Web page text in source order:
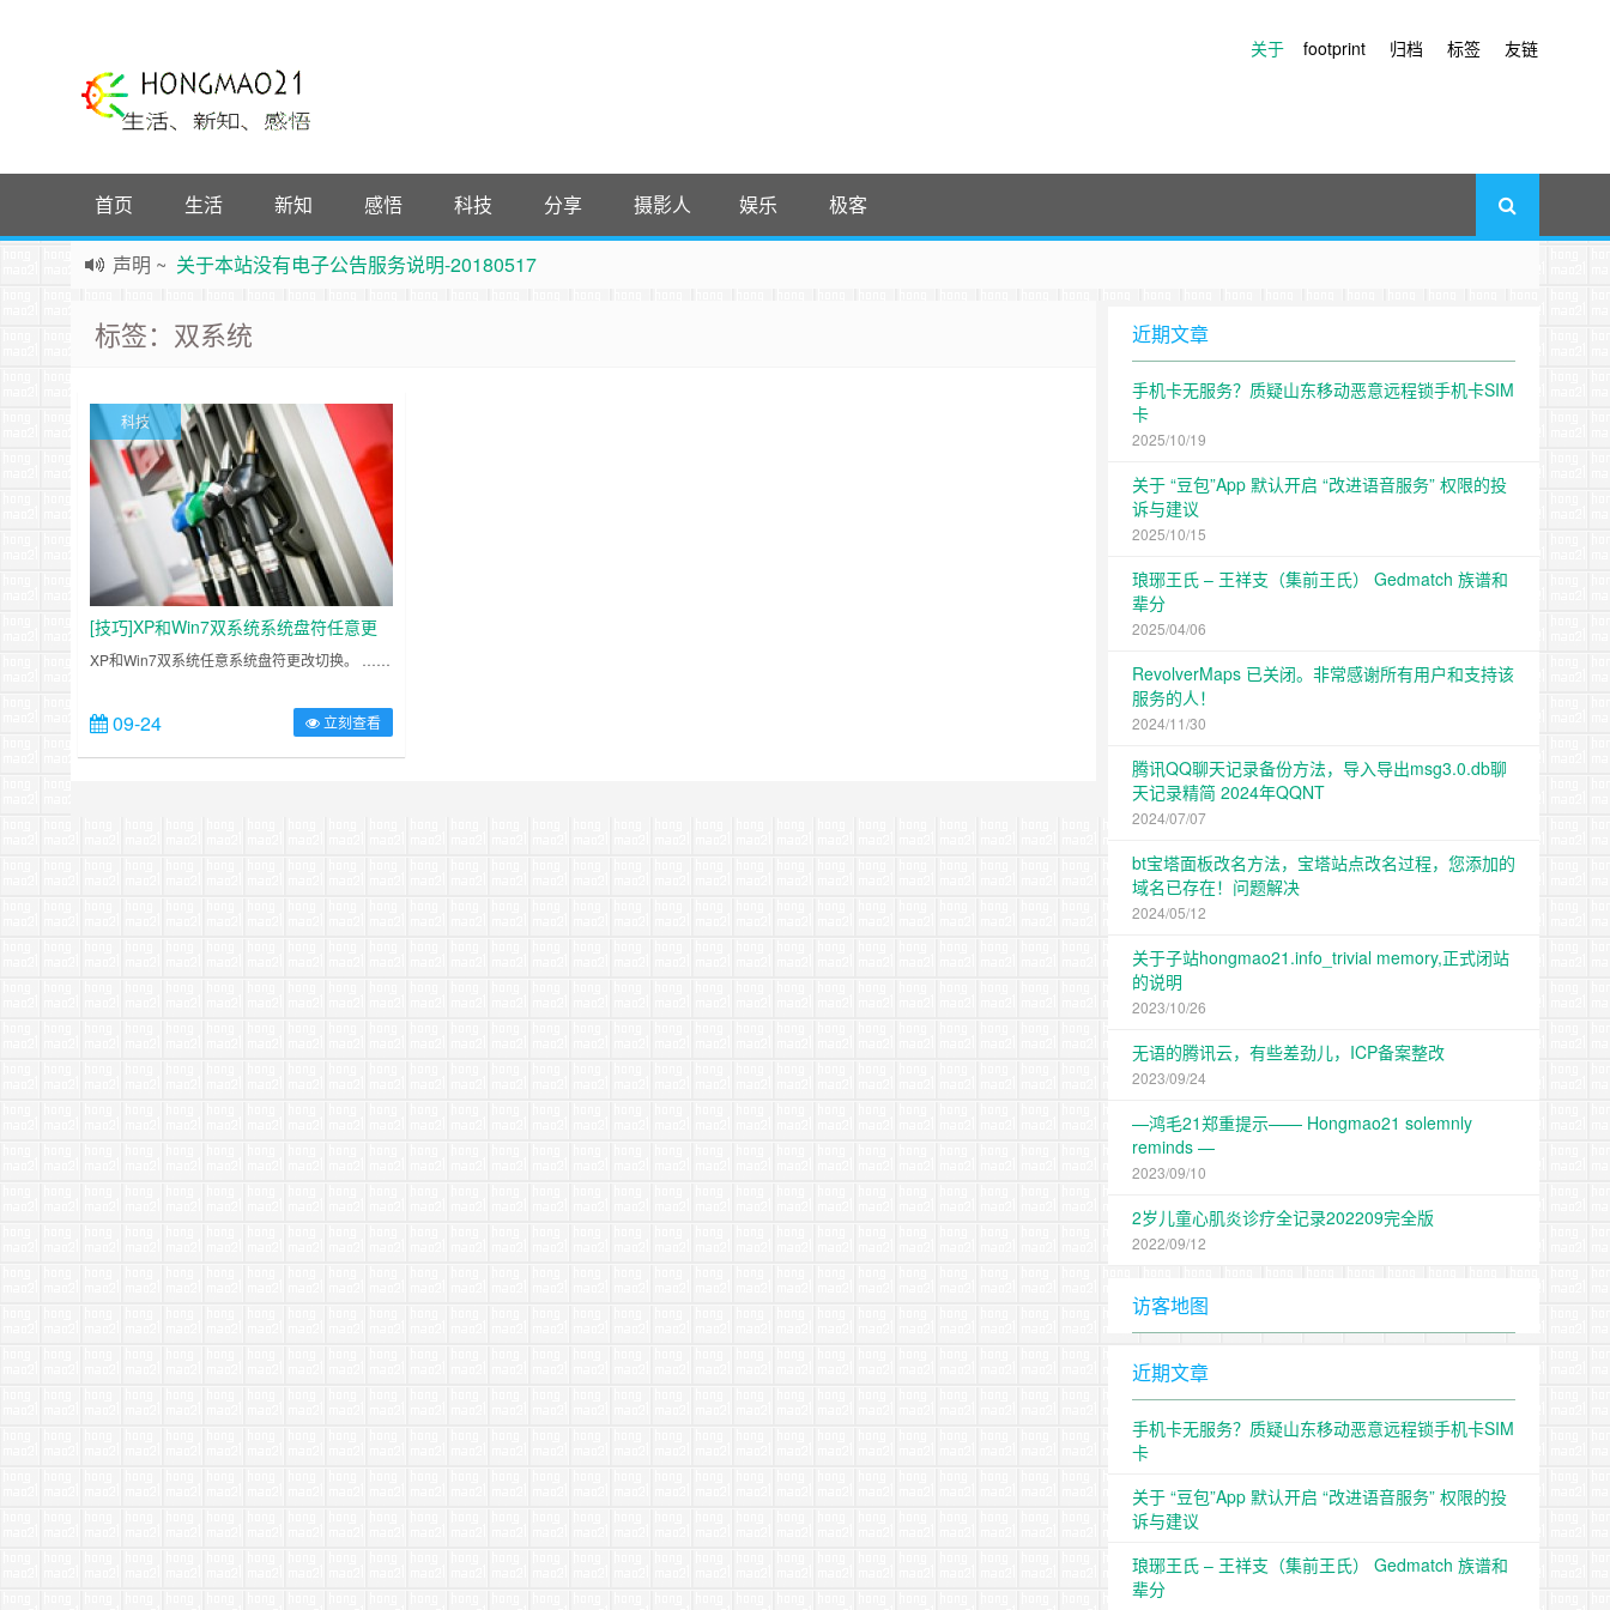
关于 footprint 归档 标签 友链
首页 生活 新知 感悟 科技 分享 摄影人 娱乐 极客
声明 ~ 关于本站没有电子公告服务说明-20180517
如果您觉得本站非常有看点，那么赶紧使用Ctrl+D 收藏吧
鸿毛21-生活、新知、感悟 hongmao21.com
新的启程~时钟 鸿毛站引导页
标签：双系统
科技
[技巧]XP和Win7双系统系统盘符任意更
改切换
XP和Win7双系统任意系统盘符更改切换。 ……
09-24 立刻查看
近期文章
手机卡无服务？质疑山东移动恶意远程锁手机卡SIM
卡
2025/10/19
关于 “豆包”App 默认开启 “改进语音服务” 权限的投
诉与建议
2025/10/15
琅琊王氏 – 王祥支（集前王氏） Gedmatch 族谱和
辈分
2025/04/06
RevolverMaps 已关闭。非常感谢所有用户和支持该
服务的人！
2024/11/30
腾讯QQ聊天记录备份方法，导入导出msg3.0.db聊
天记录精简 2024年QQNT
2024/07/07
bt宝塔面板改名方法，宝塔站点改名过程，您添加的
域名已存在！问题解决
2024/05/12
关于子站hongmao21.info_trivial memory,正式闭站
的说明
2023/10/26
无语的腾讯云，有些差劲儿，ICP备案整改
2023/09/24
—鸿毛21郑重提示—— Hongmao21 solemnly
reminds —
2023/09/10
2岁儿童心肌炎诊疗全记录202209完全版
2022/09/12
访客地图
近期文章
手机卡无服务？质疑山东移动恶意远程锁手机卡SIM
卡
关于 “豆包”App 默认开启 “改进语音服务” 权限的投
诉与建议
琅琊王氏 – 王祥支（集前王氏） Gedmatch 族谱和
辈分